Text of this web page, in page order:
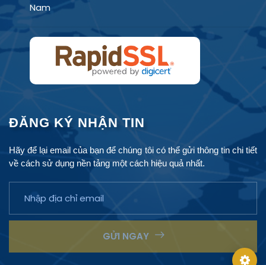
Nam
ĐĂNG KÝ NHẬN TIN
Hãy để lại email của bạn để chúng tôi có thể gửi thông tin chi tiết
về cách sử dụng nền tảng một cách hiệu quả nhất.
GỬI NGAY
RegTech AI